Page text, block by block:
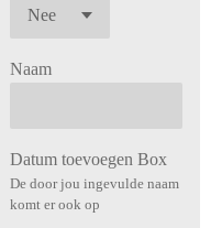
Naam
Datum toevoegen Box
De door jou ingevulde naam
komt er ook op